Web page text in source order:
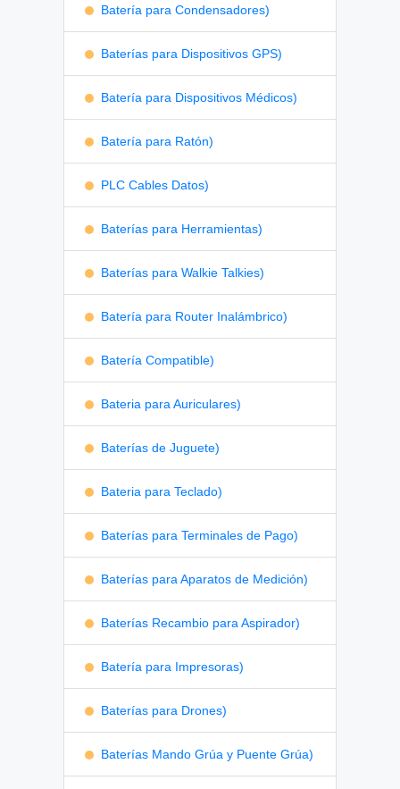
Batería para Condensadores)
Baterías para Dispositivos GPS)
Batería para Dispositivos Médicos)
Batería para Ratón)
PLC Cables Datos)
Baterías para Herramientas)
Baterías para Walkie Talkies)
Batería para Router Inalámbrico)
Batería Compatible)
Bateria para Auriculares)
Baterías de Juguete)
Bateria para Teclado)
Baterías para Terminales de Pago)
Baterías para Aparatos de Medición)
Baterías Recambio para Aspirador)
Batería para Impresoras)
Baterías para Drones)
Baterías Mando Grúa y Puente Grúa)